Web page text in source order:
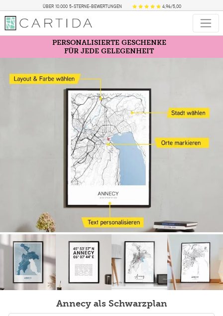
ÜBER 10.000 5-STERNE-BEWERTUNGEN 4,96/5,00
PERSONALISIERTE GESCHENKE
FÜR JEDE GELEGENHEIT
Annecy als Schwarzplan